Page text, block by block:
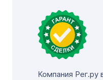
Компания Рег.ру